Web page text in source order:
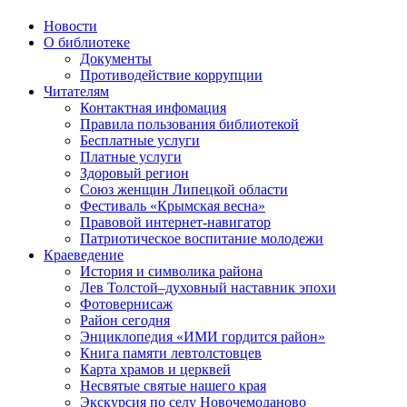
Новости
О библиотеке
Документы
Противодействие коррупции
Читателям
Контактная инфомация
Правила пользования библиотекой
Бесплатные услуги
Платные услуги
Здоровый регион
Союз женщин Липецкой области
Фестиваль «Крымская весна»
Правовой интернет-навигатор
Патриотическое воспитание молодежи
Краеведение
История и символика района
Лев Толстой–духовный наставник эпохи
Фотовернисаж
Район сегодня
Энциклопедия «ИМИ гордится район»
Книга памяти левтолстовцев
Карта храмов и церквей
Несвятые святые нашего края
Экскурсия по селу Новочемоданово